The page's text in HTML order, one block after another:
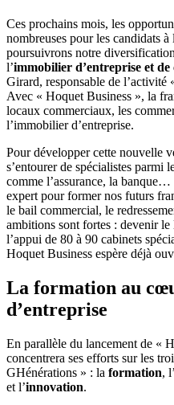
Ces prochains mois, les
nombreuses pour les candidats
poursuivrons notre
l’immobilier d’entreprise et de
Girard, responsable de l’activité
Avec « Hoquet Business », la
locaux commerciaux, les
l’immobilier d’entreprise.
Pour développer cette nouvelle
s’entourer de spécialistes parmi
comme l’assurance, la
expert pour former nos futurs
le bail commercial, le
ambitions sont fortes : devenir le
l’appui de 80 à 90 cabinets
Hoquet Business espère déjà
La formation au
d’entreprise
En parallèle du lancement de «
concentrera ses efforts sur les
GHénérations » : la formation, l’
et l’innovation.